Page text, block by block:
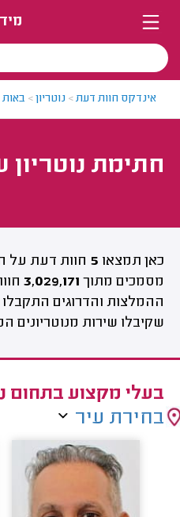
אינדקס חוות דעת> נוטריון> באות
חתימת
כאן תמצאו 5 חוות דעת על
מסמכים מתוך 3,029,171
ההמלצות והדרוגים
שקיבלו שירות מנוטריונים
בעלי מקצוע בתחום
בחירת עיר